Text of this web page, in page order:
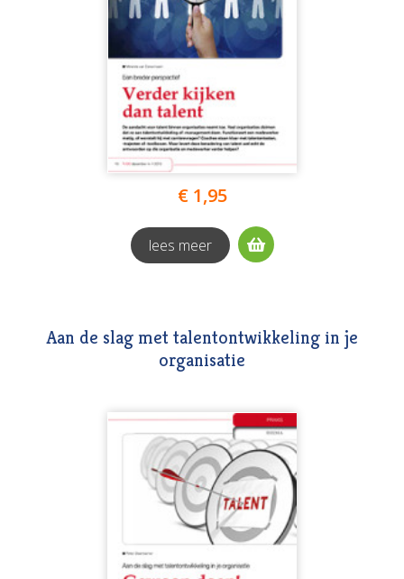
€ 1,95
lees meer
Aan de slag met talentontwikkeling in je
organisatie